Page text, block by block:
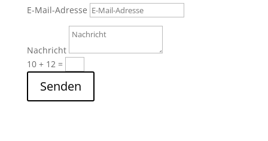
E-Mail-Adresse
Nachricht
10 + 12=
Senden